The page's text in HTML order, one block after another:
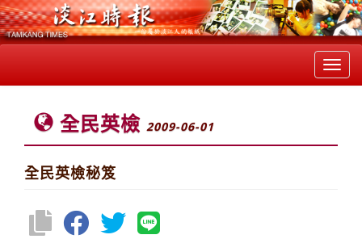
全民英檢 2009-06-01
全民英檢秘笈